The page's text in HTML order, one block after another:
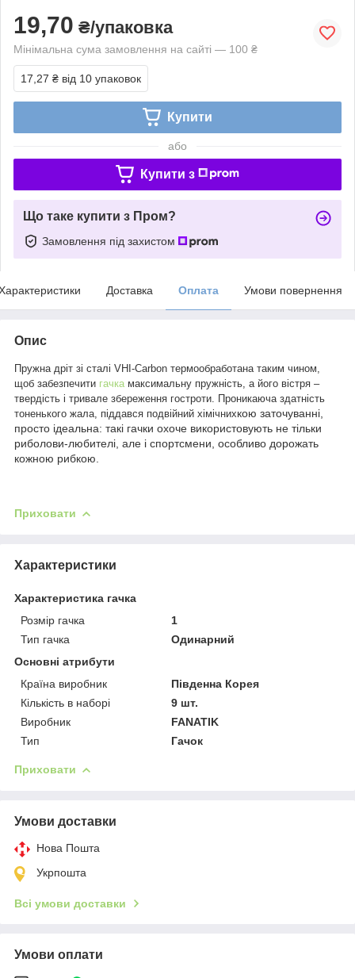
19,70 ₴/упаковка
Мінімальна сума замовлення на сайті — 100 ₴
17,27 ₴ від 10 упаковок
Купити
або
Купити з
Що таке купити з Пром?
Замовлення під захистом
Доставка Оплата Умови повернення
Опис
Пружна дріт зі сталі VHI-Carbon термообработана таким чином,
щоб забезпечити гачка максимальну пружність, а його вістря –
твердість і тривале збереження гостроти. Проникаюча здатність
тоненького жала, піддався подвійний хімічнихкою заточуванні,
просто ідеальна: такі гачки охоче використовують не тільки
риболови-любителі, але і спортсмени, особливо дорожать
кожною рибкою.
Приховати
Характеристики
Характеристика гачка
Розмір гачка
1
Тип гачка
Одинарний
Основні атрибути
Країна виробник
Південна Корея
Кількість в наборі
9 шт.
Виробник
FANATIK
Тип
Гачок
Приховати
Умови доставки
Нова Пошта
Укрпошта
Всі умови доставки
Умови оплати